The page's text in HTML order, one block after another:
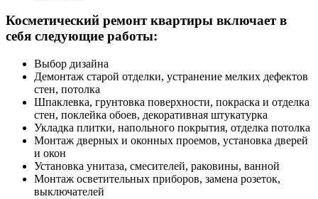
Косметический ремонт квартиры включает в
себя следующие работы:
Выбор дизайна
Демонтаж старой отделки, устранение мелких дефектов
стен, потолка
Шпаклевка, грунтовка поверхности, покраска и отделка
стен, поклейка обоев, декоративная штукатурка
Укладка плитки, напольного покрытия, отделка потолка
Монтаж дверных и оконных проемов, установка дверей
и окон
Установка унитаза, смесителей, раковины, ванной
Монтаж осветительных приборов, замена розеток,
выключателей